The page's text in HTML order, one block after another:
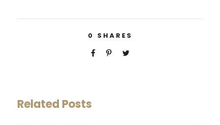
0 SHARES
Related Posts